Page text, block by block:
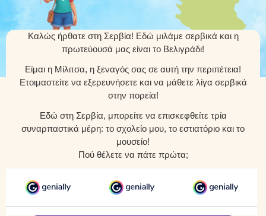
Καλώς ήρθατε στη Σερβία! Εδώ μιλάμε σερβικά και η
πρωτεύουσά μας είναι το Βελιγράδι!
Είμαι η Μίλιτσα, η ξεναγός σας σε αυτή την περιπέτεια!
Ετοιμαστείτε να εξερευνήσετε και να μάθετε λίγα σερβικά
στην πορεία!
Εδώ στη Σερβία, μπορείτε να επισκεφθείτε τρία
συναρπαστικά μέρη: το σχολείο μου, το εστιατόριο και το
μουσείο!
Πού θέλετε να πάτε πρώτα;